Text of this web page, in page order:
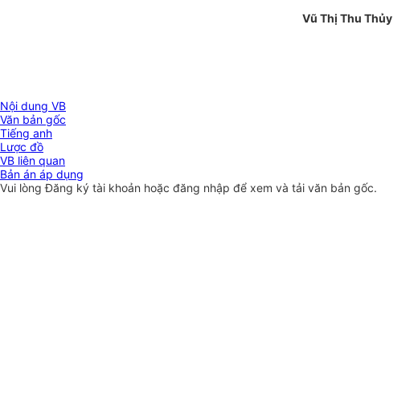
Vũ Thị Thu Thủy
Nội dung VB
Văn bản gốc
Tiếng anh
Lược đồ
VB liên quan
Bản án áp dụng
Vui lòngĐăng ký tài khoản hoặc đăng nhập để xem và tải văn bản gốc.